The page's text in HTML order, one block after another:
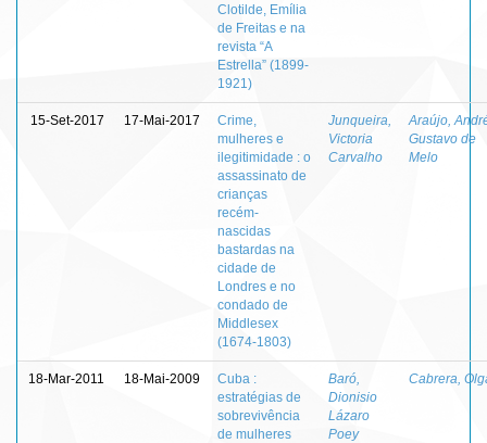
Clotilde, Emília
de Freitas e na
revista “A
Estrella” (1899-
1921)
15-Set-2017 17-Mai-2017
Crime,
mulheres e
ilegitimidade : o
assassinato de
crianças
recém-
nascidas
bastardas na
cidade de
Londres e no
condado de
Middlesex
(1674-1803)
Junqueira,
Victoria
Carvalho
Araújo,
Gustavo de
Melo
18-Mar-2011 18-Mai-2009
Cuba :
estratégias de
sobrevivência
de mulheres
Baró,
Dionisio
Lázaro
Poey
Cabrera,